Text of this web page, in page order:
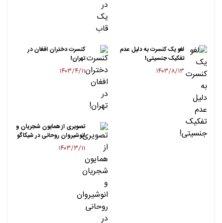
لغو یک کنسرت به دلیل عدم
تفکیک جنسیتی!
۱۴۰۳/۸/۱۳
کنسرت دختران افغان در
تهران!
۱۴۰۳/۴/۱۱
تصویری از همایون شجریان و
انوشیروان روحانی در شیکاگو
۱۴۰۳/۳/۱۱